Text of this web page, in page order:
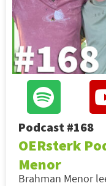
Podcast #168
OERsterk
Menor
Brahman Menor